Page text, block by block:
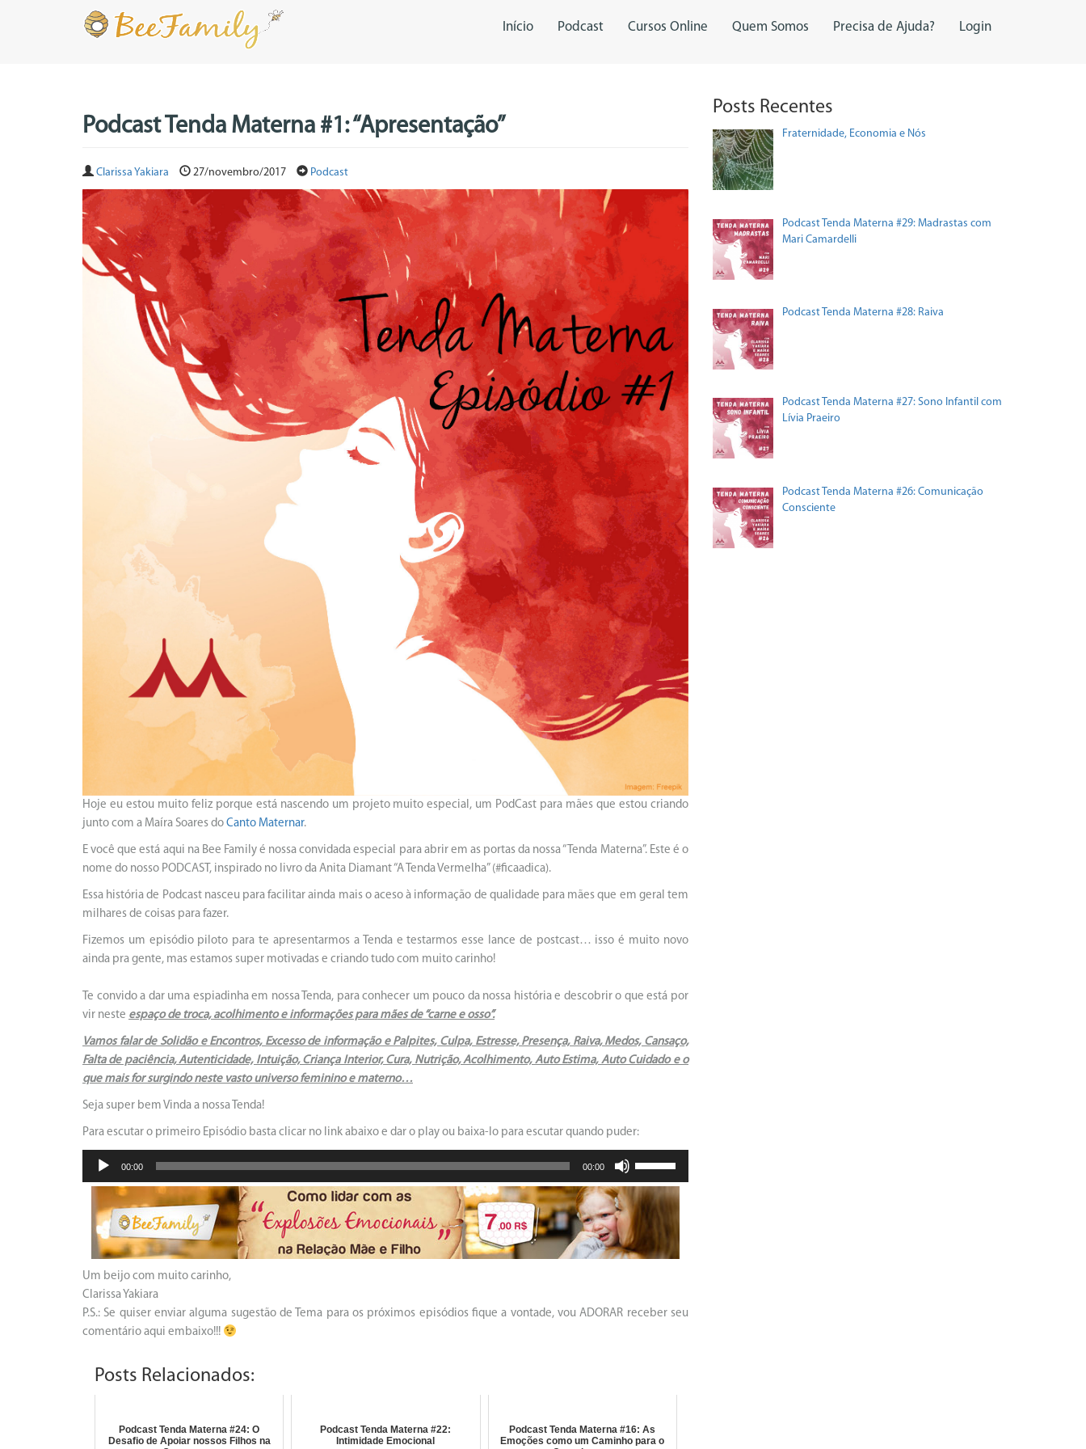
Início Podcast Cursos Online Quem Somos Precisa de Ajuda? Login
Podcast Tenda Materna #1: “Apresentação”
Clarissa Yakiara 27/novembro/2017 Podcast
Hoje eu estou muito feliz porque está nascendo um projeto muito especial, um PodCast para mães que estou criando
junto com a Maíra Soares do Canto Maternar.
E você que está aqui na Bee Family é nossa convidada especial para abrir em as portas da nossa “Tenda Materna”. Este é o
nome do nosso PODCAST, inspirado no livro da Anita Diamant “A Tenda Vermelha” (#ficaadica).
Essa história de Podcast nasceu para facilitar ainda mais o aceso à informação de qualidade para mães que em geral tem
milhares de coisas para fazer.
Fizemos um episódio piloto para te apresentarmos a Tenda e testarmos esse lance de postcast… isso é muito novo
ainda pra gente, mas estamos super motivadas e criando tudo com muito carinho!
Te convido a dar uma espiadinha em nossa Tenda, para conhecer um pouco da nossa história e descobrir o que está por
vir neste espaço de troca, acolhimento e informações para mães de “carne e osso”.
Vamos falar de Solidão e Encontros, Excesso de informação e Palpites, Culpa, Estresse, Presença, Raiva, Medos, Cansaço,
Falta de paciência, Autenticidade, Intuição, Criança Interior, Cura, Nutrição, Acolhimento, Auto Estima, Auto Cuidado e o
que mais for surgindo neste vasto universo feminino e materno…
Seja super bem Vinda a nossa Tenda!
Para escutar o primeiro Episódio basta clicar no link abaixo e dar o play ou baixa-lo para escutar quando puder:
Tocador
áudio
00:00 00:00
as
setas
para
cima
para
ou
Um beijo com muito carinho,
Clarissa Yakiara
P.S.: Se quiser enviar alguma sugestão de Tema para os próximos episódios fique a vontade, vou ADORAR receber seu
comentário aqui embaixo!!!
Posts Relacionados:
Podcast Tenda Materna #24: O
Desafio de Apoiar nossos Filhos na
Podcast Tenda Materna #22:
Intimidade Emocional
Podcast Tenda Materna #16: As
Emoções como um Caminho para o
Posts Recentes
Fraternidade, Economia e Nós
Podcast Tenda Materna #29: Madrastas com
Mari Camardelli
Podcast Tenda Materna #28: Raiva
Podcast Tenda Materna #27: Sono Infantil com
Lívia Praeiro
Podcast Tenda Materna #26: Comunicação
Consciente